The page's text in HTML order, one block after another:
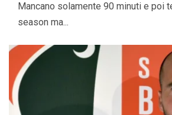
Mancano solamente 90 minuti e poi
season ma...